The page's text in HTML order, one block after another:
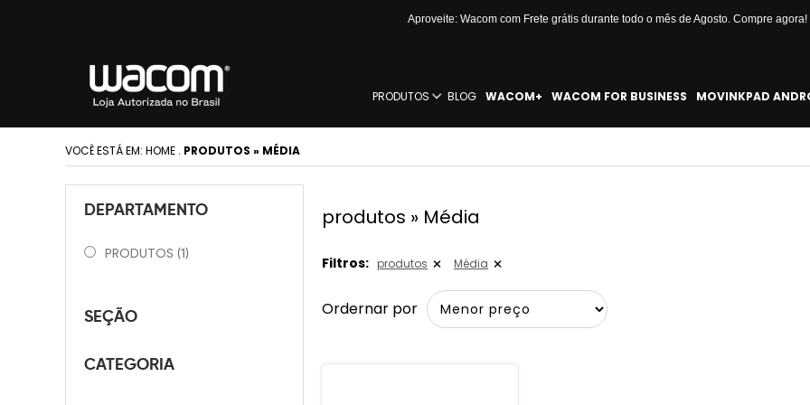
Aproveite: Wacom com Frete grátis durante todo o mês de Agosto. Compre agora!
PRODUTOS BLOG WACOM+ WACOM FOR BUSINESS MOVINKPAD
VOCÊ ESTÁ EM: HOME . PRODUTOS » MÉDIA
DEPARTAMENTO
PRODUTOS (1)
SEÇÃO
CATEGORIA
produtos » Média
Filtros: produtos Média
Ordernar por